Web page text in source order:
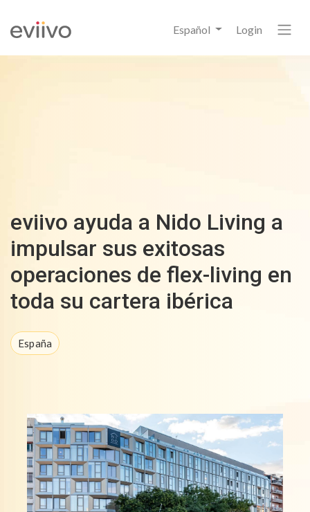
Español Login
eviivo ayuda a Nido Living a
impulsar sus exitosas
operaciones de flex-living en
toda su cartera ibérica
España